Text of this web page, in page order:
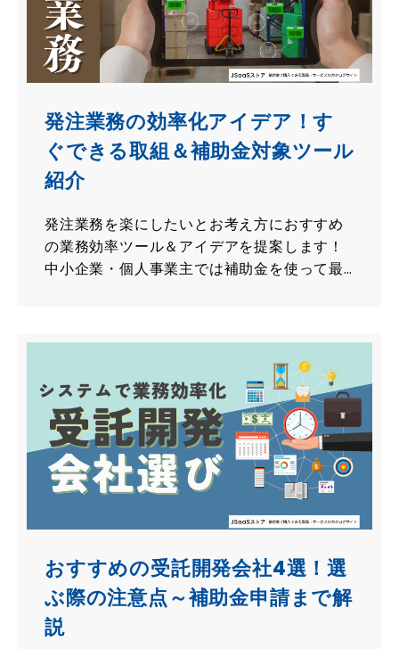
発注業務の効率化アイデア！す
ぐできる取組＆補助金対象ツール
紹介
発注業務を楽にしたいとお考え方におすすめ
の業務効率ツール＆アイデアを提案します！
中小企業・個人事業主では補助金を使って最
おすすめの受託開発会社4選！選
ぶ際の注意点～補助金申請まで解
説